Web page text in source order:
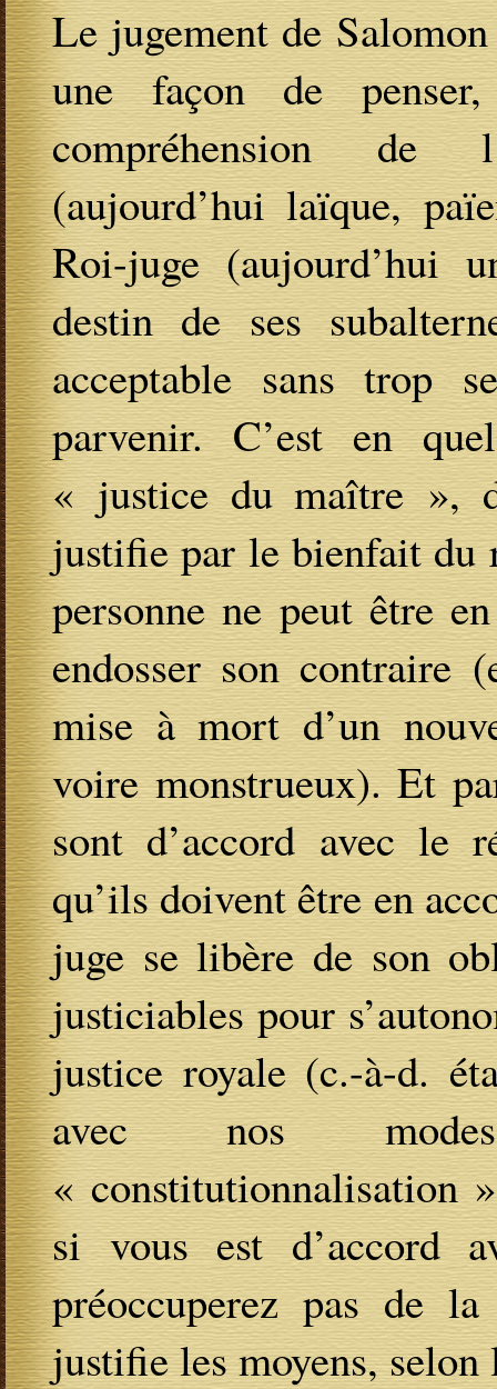
Le jugement de
une façon de
compréhension de
(aujourd’hui laïque,
Roi-juge (aujourd’hui
destin de ses
acceptable sans trop
parvenir. C’est en
« justice du maître »,
justifie par le bienfait du
personne ne peut être
endosser son contraire
mise à mort d’un
voire monstrueux). Et
sont d’accord avec le
qu’ils doivent être en
juge se libère de son
justiciables pour
justice royale (c.-à-d.
avec nos modes
« constitutionnalisation
si vous est d’accord
préoccuperez pas de
justifie les moyens, selon